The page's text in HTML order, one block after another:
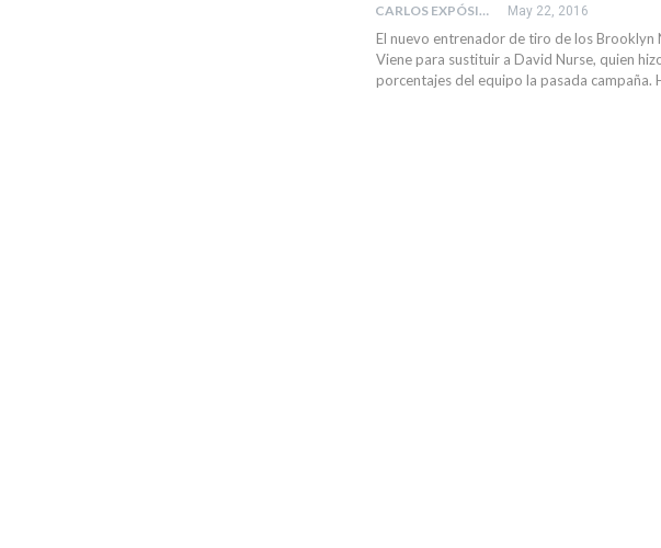
CARLOS EXPÓSITO BARRIL May 22, 2016
El nuevo entrenador de tiro de los
Viene para sustituir a David Nurse, quien
porcentajes del equipo la pasada